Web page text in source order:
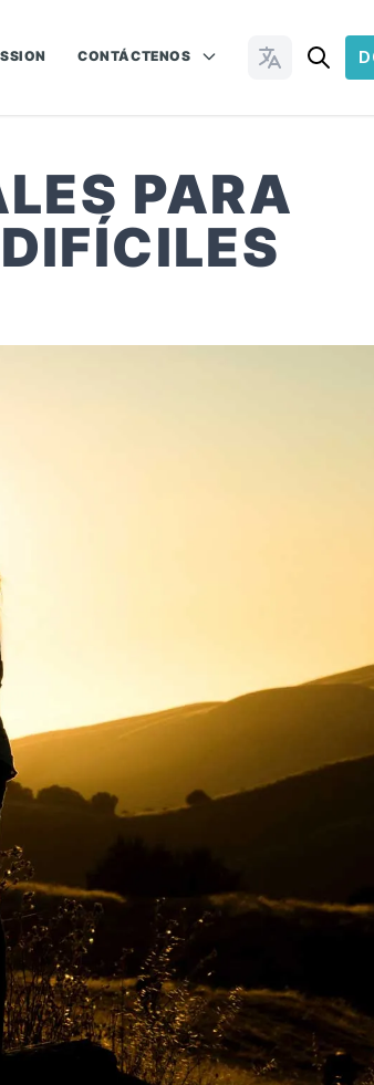
CONTÁCTENOS Cambiar
PARA